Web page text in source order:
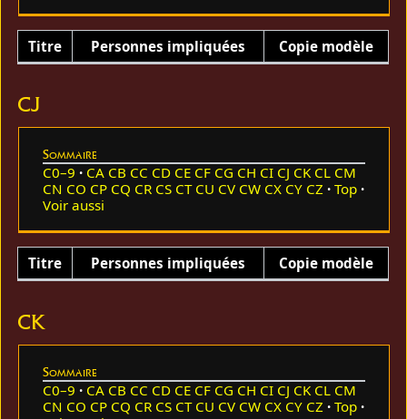
Titre Personnes impliquées Copie modèle
CJ
Sommaire
C0–9 CA CB CC CD CE CF CG CH CI CJ CK CL CM
CN CO CP CQ CR CS CT CU CV CW CX CY CZ
Top
Voir aussi
Titre Personnes impliquées Copie modèle
CK
Sommaire
C0–9 CA CB CC CD CE CF CG CH CI CJ CK CL CM
CN CO CP CQ CR CS CT CU CV CW CX CY CZ
Top